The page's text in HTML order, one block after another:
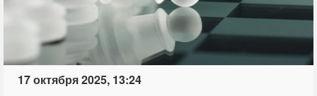
17 октября 2025, 13:24